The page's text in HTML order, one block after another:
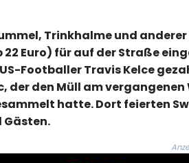
Trinkhalme und anderer
Euro) für auf der Straße
Footballer Travis Kelce
der den Müll am
hatte. Dort feierten